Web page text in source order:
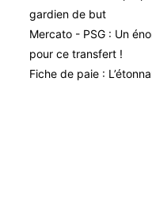
gardien de but
Mercato - PSG : Un
pour ce transfert !
Fiche de paie :